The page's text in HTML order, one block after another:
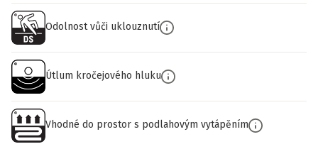
Odolnost vůči uklouznutí
Útlum kročejového hluku
Vhodné do prostor s podlahovým vytápěním